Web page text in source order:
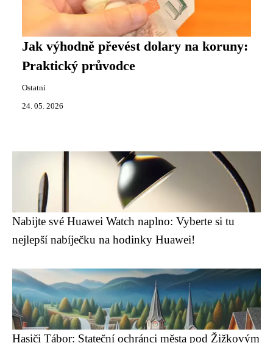
Jak výhodně převést dolary na koruny:
Praktický průvodce
Ostatní
24. 05. 2026
Nabijte své Huawei Watch naplno: Vyberte si tu
nejlepší nabíječku na hodinky Huawei!
Hasiči Tábor: Stateční ochránci města pod Žižkovým